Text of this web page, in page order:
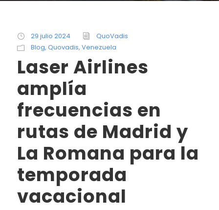
29 julio 2024
QuoVadis
Blog, Quovadis, Venezuela
Laser Airlines
amplía
frecuencias en
rutas de Madrid y
La Romana para la
temporada
vacacional